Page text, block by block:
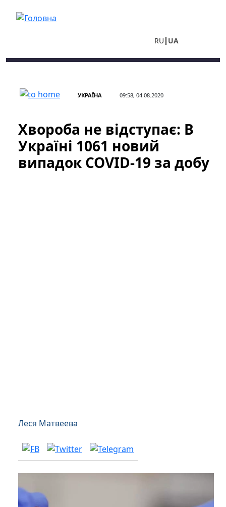
RU UA
УКРАЇНА 09:58, 04.08.2020
Хвороба не відступає: В
Україні 1061 новий
випадок COVID-19 за добу
Леся Матвеева